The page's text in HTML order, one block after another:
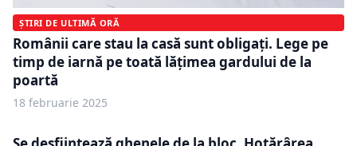
ȘTIRI DE ULTIMĂ ORĂ
Românii care stau la casă sunt obligați. Lege pe
timp de iarnă pe toată lățimea gardului de la
poartă
18 februarie 2025